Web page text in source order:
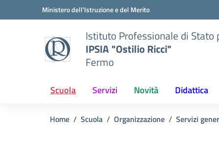
Vai ai contenuti
Vai al menu di navigazioneMinistero dell'Istruzione e del Merito
Istituto Professionale di
IPSIA "Ostilio Ricci"
Fermo
Scuola Servizi Novità Didattica
Home Scuola Organizzazione Servizi